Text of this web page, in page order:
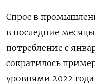
Спрос в
в последние
потребление с
сократилось
уровнями 2022